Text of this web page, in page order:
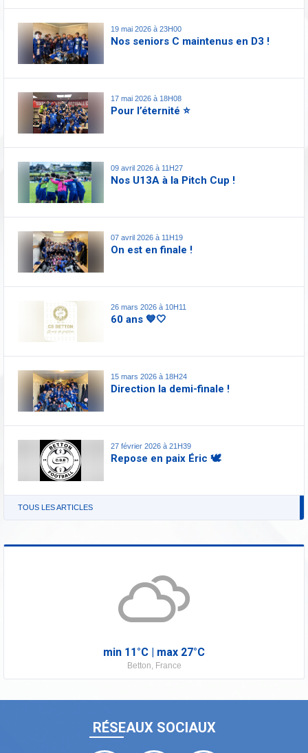
19 mai 2026 à 23H00
Nos seniors C maintenus en D3 !
17 mai 2026 à 18H08
Pour l’éternité ⭐️
09 avril 2026 à 11H27
Nos U13A à la Pitch Cup !
07 avril 2026 à 11H19
On est en finale !
26 mars 2026 à 10H11
60 ans 💙🤍
15 mars 2026 à 18H24
Direction la demi-finale !
27 février 2026 à 21H39
Repose en paix Éric 🕊️
TOUS LES ARTICLES
min 11°C | max 27°C
Betton, France
RÉSEAUX SOCIAUX